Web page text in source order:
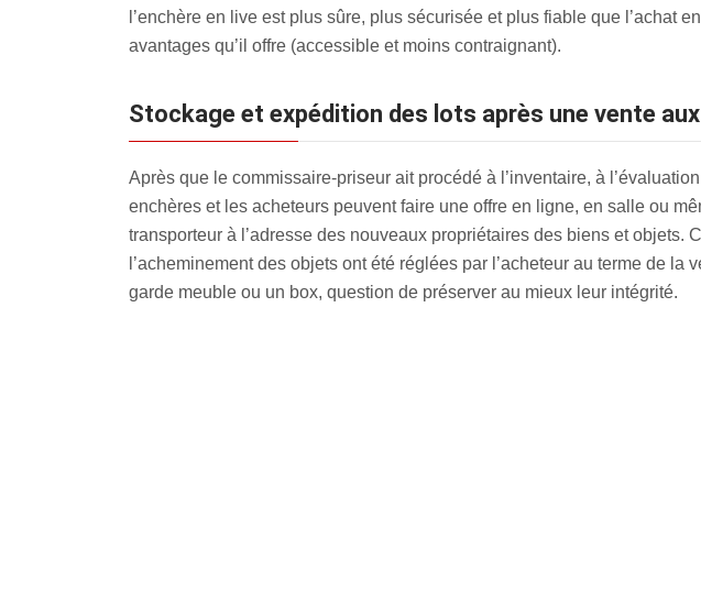
l’enchère en live est plus sûre, plus sécurisée et plus fiable que l’achat
avantages qu’il offre (accessible et moins contraignant).
Stockage et expédition des lots après une vente
Après que le commissaire-priseur ait procédé à l’inventaire, à
enchères et les acheteurs peuvent faire une offre en ligne, en salle ou
transporteur à l’adresse des nouveaux propriétaires des biens et
l’acheminement des objets ont été réglées par l’acheteur au terme de
garde meuble ou un box, question de préserver au mieux leur intégrité.